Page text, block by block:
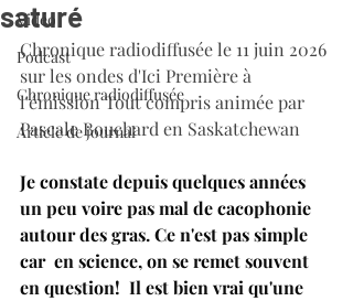
Vidéo
Podcast
Chronique radiodiffusée
Article de journal
saturé
Chronique radiodiffusée le 11 juin 2026
sur les ondes d'Ici Première à
l'émission Tout compris animée par
Pascale Bouchard en Saskatchewan
Je constate depuis quelques années
un peu voire pas mal de cacophonie
autour des gras. Ce n'est pas simple
car  en science, on se remet souvent
en question!  Il est bien vrai qu'une